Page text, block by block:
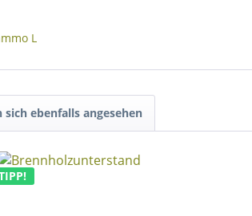
L
sich ebenfalls angesehen